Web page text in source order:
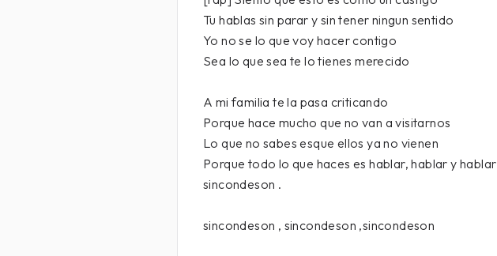
Tu hablas sin parar y sin tener ningun sentido
Yo no se lo que voy hacer contigo
Sea lo que sea te lo tienes merecido
A mi familia te la pasa criticando
Porque hace mucho que no van a visitarnos
Lo que no sabes esque ellos ya no vienen
Porque todo lo que haces es hablar, hablar y hablar
sincondeson .
sincondeson , sincondeson ,sincondeson